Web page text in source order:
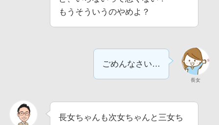
もうそういうのやめよ？
長女
ごめんなさい…
長女ちゃんも次女ちゃんと三女ち